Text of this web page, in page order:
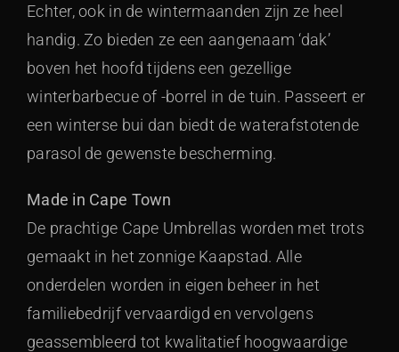
Echter, ook in de wintermaanden zijn ze heel
handig. Zo bieden ze een aangenaam ‘dak’
boven het hoofd tijdens een gezellige
winterbarbecue of -borrel in de tuin. Passeert er
een winterse bui dan biedt de waterafstotende
parasol de gewenste bescherming.
Made in Cape Town
De prachtige Cape Umbrellas worden met trots
gemaakt in het zonnige Kaapstad. Alle
onderdelen worden in eigen beheer in het
familiebedrijf vervaardigd en vervolgens
geassembleerd tot kwalitatief hoogwaardige